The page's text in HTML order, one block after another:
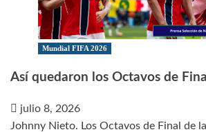
de
Cuartos
de
del
Mundial FIFA 2026
Así quedaron los Octavos de
julio 8, 2026
Johnny Nieto. Los Octavos de Final de